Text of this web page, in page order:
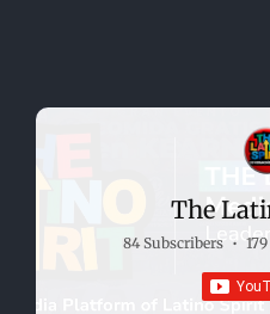
The
84 Subscribers •